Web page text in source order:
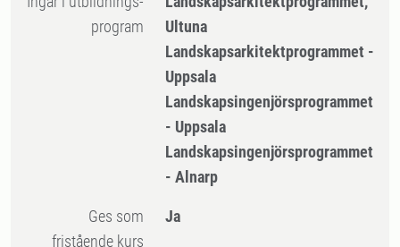
program
Ultuna
Landskapsarkitektprogrammet -
Uppsala
Landskapsingenjörsprogrammet
- Uppsala
Landskapsingenjörsprogrammet
- Alnarp
Ges som
fristående kurs
Ja